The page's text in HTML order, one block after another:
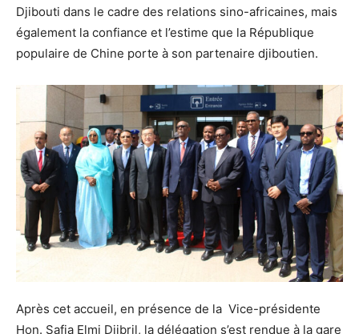
Djibouti dans le cadre des relations sino-africaines, mais
également la confiance et l’estime que la République
populaire de Chine porte à son partenaire djiboutien.
Après cet accueil, en présence de la Vice-présidente
Hon. Safia Elmi Djibril, la délégation s’est rendue à la gare